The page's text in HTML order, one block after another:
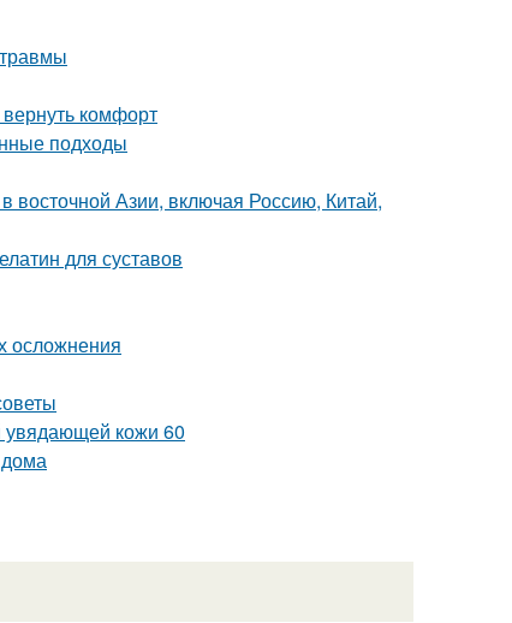
комфорт
подходы
Азии, включая Россию, Китай,
для суставов
осложнения
увядающей кожи 60